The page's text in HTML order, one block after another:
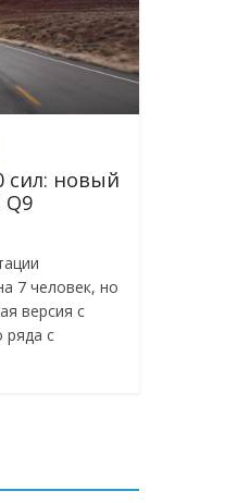
сил: новый
7 человек, но
версия с
ряда с